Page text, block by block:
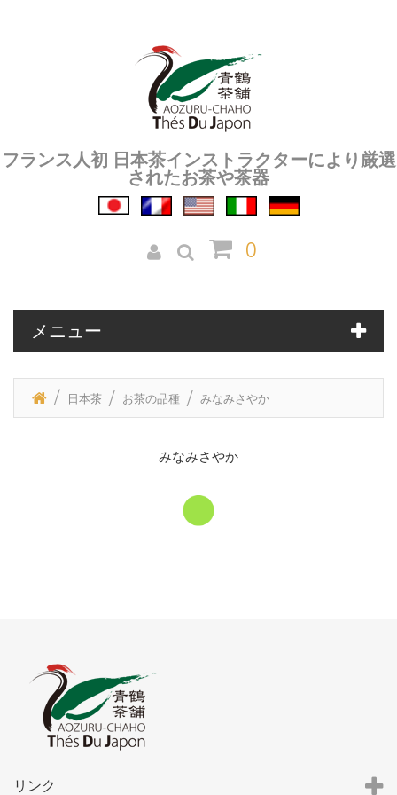
フランス人初 日本茶インストラクターにより厳選
されたお茶や茶器
0
メニュー
日本茶 お茶の品種 みなみさやか
みなみさやか
リンク